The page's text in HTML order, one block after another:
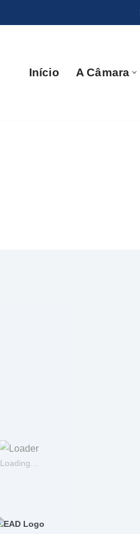
Início A Câmara
Loading…